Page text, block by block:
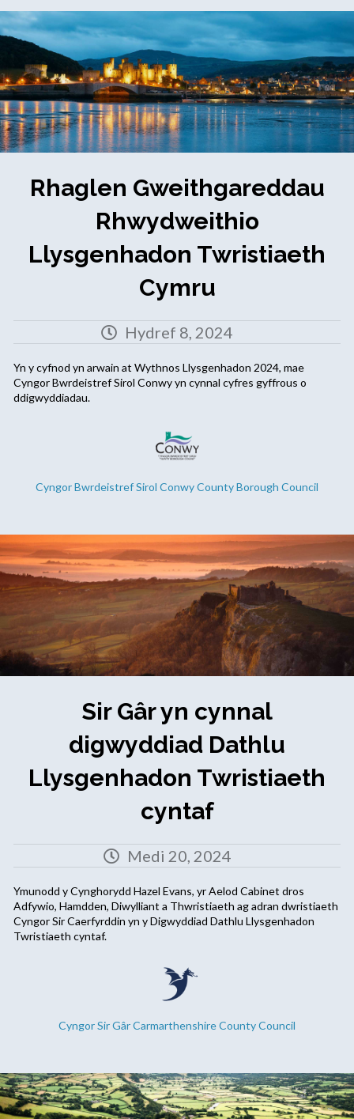
Rhaglen Gweithgareddau
Rhwydweithio
Llysgenhadon Twristiaeth
Cymru
Hydref 8, 2024
Yn y cyfnod yn arwain at Wythnos Llysgenhadon 2024, mae
Cyngor Bwrdeistref Sirol Conwy yn cynnal cyfres gyffrous o
ddigwyddiadau.
Cyngor Bwrdeistref Sirol Conwy County Borough Council
Sir Gâr yn cynnal
digwyddiad Dathlu
Llysgenhadon Twristiaeth
cyntaf
Medi 20, 2024
Ymunodd y Cynghorydd Hazel Evans, yr Aelod Cabinet dros
Adfywio, Hamdden, Diwylliant a Thwristiaeth ag adran dwristiaeth
Cyngor Sir Caerfyrddin yn y Digwyddiad Dathlu Llysgenhadon
Twristiaeth cyntaf.
Cyngor Sir Gâr Carmarthenshire County Council